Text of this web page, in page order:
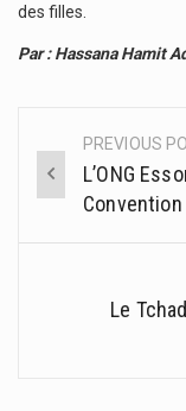
des filles.
Par : Hassana Hamit
Post
navigation
PREVIOUS
L’ONG
Le